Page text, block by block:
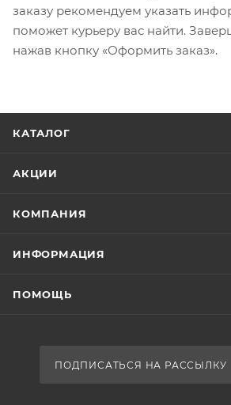
заказу рекомендуем указать
поможет курьеру вас найти.
нажав кнопку «Оформить заказ».
КАТАЛОГ
АКЦИИ
КОМПАНИЯ
ИНФОРМАЦИЯ
ПОМОЩЬ
ПОДПИСАТЬСЯ НА РАССЫЛКУ